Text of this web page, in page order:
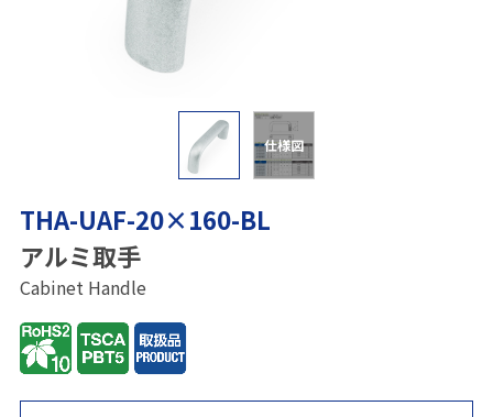
仕様図
THA-UAF-20×160-BL
アルミ取手
Cabinet Handle